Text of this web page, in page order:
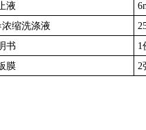
液
浓缩洗涤液
书
1
膜 2